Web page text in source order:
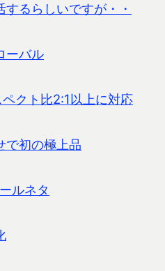
るらしいですが・・
ーバル
クト比2:1以上に対応
で初の極上品
ルネタ